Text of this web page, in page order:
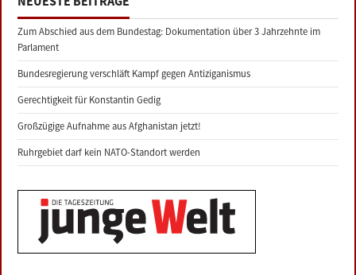
Zum Abschied aus dem Bundestag: Dokumentation über 3 Jahrzehnte im
Parlament
Bundesregierung verschläft Kampf gegen Antiziganismus
Gerechtigkeit für Konstantin Gedig
Großzügige Aufnahme aus Afghanistan jetzt!
Ruhrgebiet darf kein NATO-Standort werden